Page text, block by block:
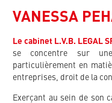
VANESSA
Le cabinet L.V.B. LEGAL
se concentre sur
particulièrement en
entreprises, droit de la
Exerçant au sein de son